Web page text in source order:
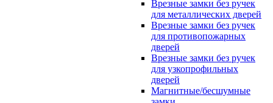
Врезные замки без ручек
для металлических дверей
Врезные замки без ручек
для противопожарных
дверей
Врезные замки без ручек
для узкопрофильных
дверей
Магнитные/бесшумные